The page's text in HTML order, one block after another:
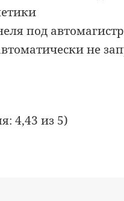
под
не
4,43 из 5)